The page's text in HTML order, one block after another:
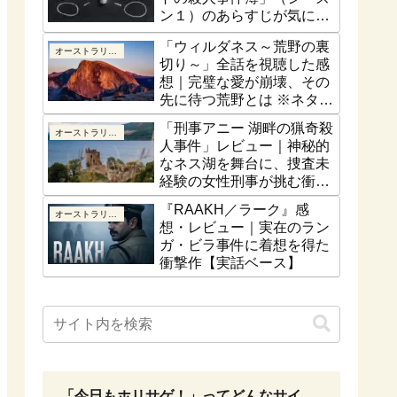
ン１）のあらすじが気にな
る！最終話はどうなるの？
「ウィルダネス～荒野の裏
切り～」全話を視聴した感
想｜完璧な愛が崩壊、その
先に待つ荒野とは ※ネタバ
レなし
「刑事アニー 湖畔の猟奇殺
人事件」レビュー｜神秘的
なネス湖を舞台に、捜査未
経験の女性刑事が挑む衝撃
の猟奇殺人【ネタバレな
し】
『RAAKH／ラーク』感
想・レビュー｜実在のラン
ガ・ビラ事件に着想を得た
衝撃作【実話ベース】